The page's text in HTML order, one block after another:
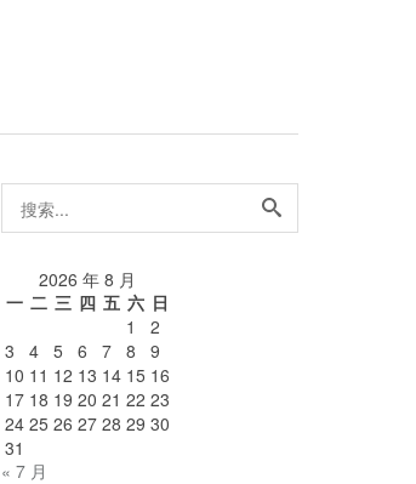
搜
索...
2026 年 8 月
一 二 三 四 五 六 日
1
2
3
4 5 6 7 8
9
10 11 12 13 14 15 16
17 18 19 20 21 22 23
24 25 26 27 28 29 30
31
« 7 月